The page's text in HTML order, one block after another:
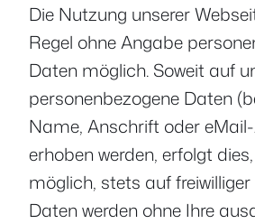
Die Nutzung unserer
Regel ohne Angabe
Daten möglich. Soweit auf
personenbezogene Daten
Name, Anschrift oder
erhoben werden, erfolgt
möglich, stets auf freiwilliger
Daten werden ohne Ihre